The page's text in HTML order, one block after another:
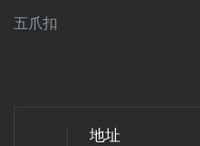
五爪扣
地址